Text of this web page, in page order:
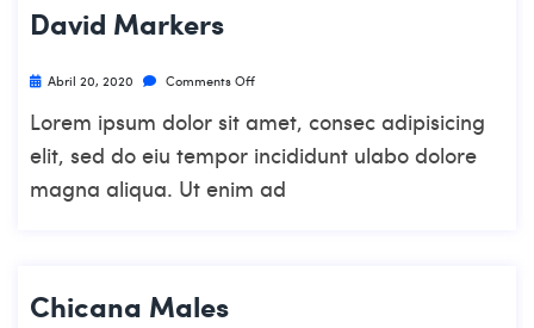
David Markers
Abril 20, 2020 Comments Off
Lorem ipsum dolor sit amet, consec adipisicing
elit, sed do eiu tempor incididunt ulabo dolore
magna aliqua. Ut enim ad
Chicana Males